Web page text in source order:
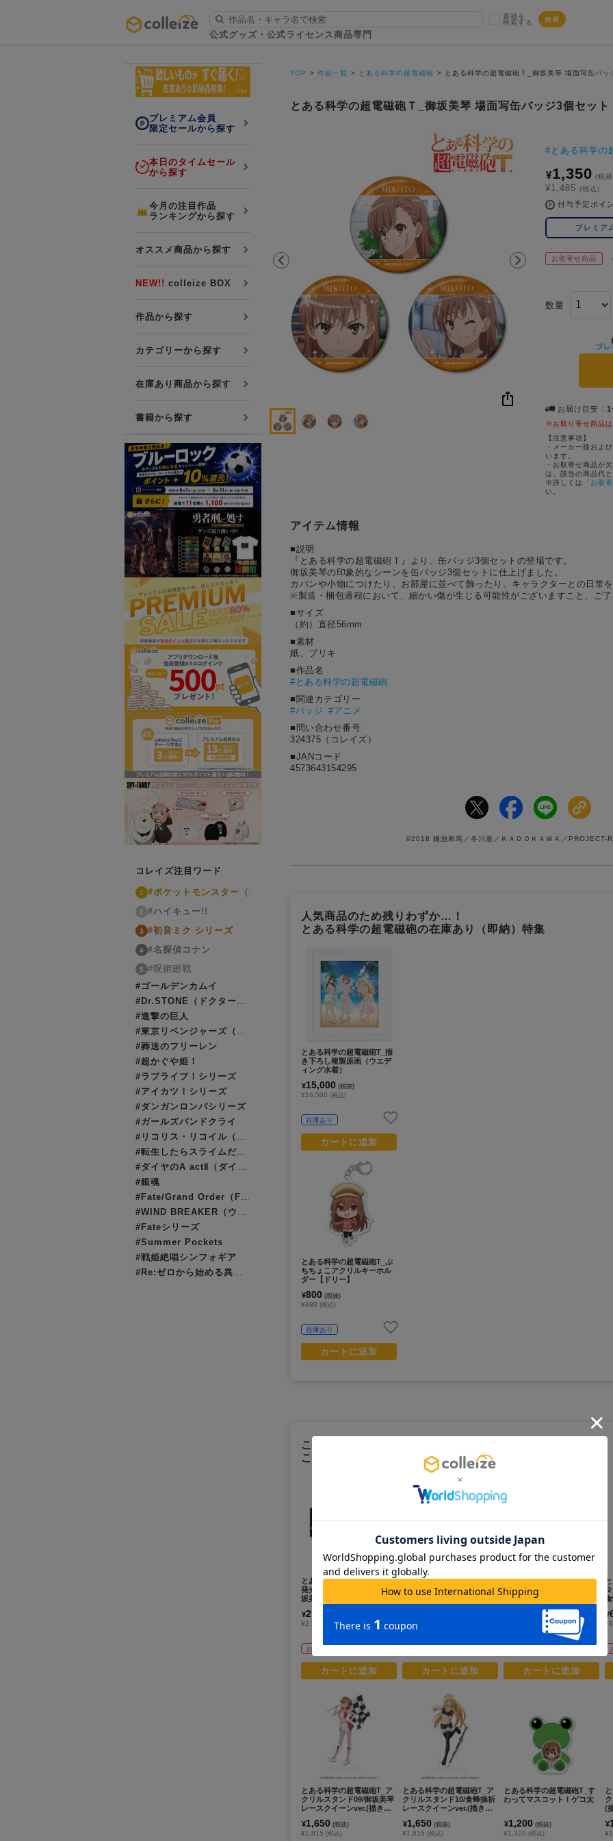
公式グッズ・公式ライセンス商品専門
書籍を
検索する
検索
ログイン・会員登録
初回アプリ利用限定！500ptプレ
詳細
「お取寄せ商品」と「お取寄せ手数料」
プレミアム会員について
プレミアム会員
限定セールから探す
本日のタイムセール
から探す
今月の注目作品
ランキングから探す
オススメ商品から探す
NEW!! colleize BOX
作品から探す
カテゴリーから探す
在庫あり商品から探す
書籍から探す
コレイズ注目ワード
1 #ポケットモンスター（ポケモン）
2 #ハイキュー!!
3 #初音ミク シリーズ
4 #名探偵コナン
5
#呪術廻戦
#ゴールデンカムイ
#Dr.STONE（ドクターストーン）
#進撃の巨人
#東京リベンジャーズ（東リベ）
#葬送のフリーレン
#超かぐや姫！
#ラブライブ！シリーズ
#アイカツ！シリーズ
#ダンガンロンパシリーズ
#ガールズバンドクライ
#リコリス・リコイル（リコリコ）
#転生したらスライムだった件（転スラ）
#ダイヤのA actⅡ（ダイヤのエース）
#銀魂
#Fate/Grand Order（FGO）
#WIND BREAKER（ウィンブレ）
#Fateシリーズ
#Summer Pockets
#戦姫絶唱シンフォギア
#Re:ゼロから始める異世界生活（リゼロ）
TOP 作品一覧 とある科学の超電磁砲 とある科学の超電磁砲Ｔ_御坂美琴 場面写缶バッ
とある科学の超電磁砲Ｔ_御坂美琴 場面写缶バッジ3個セット
# とある科学の
¥1,350 (税
¥1,485 (税込)
付与予定ポイ
プレミア
お取寄せ商品
数量
プレ
お届け目安 1
※お取り寄せ商品は
【注意事項】
・メーカー様およ
います。
・お取寄せ商品が
は、該当の商品代
※詳しくは
「お取
い。
アイテム情報
■説明
『とある科学の超電磁砲Ｔ』より、缶バッジ3個セットの登場です。
御坂美琴の印象的なシーンを缶バッジ3個セットに仕上げました。
カバンや小物につけたり、お部屋に並べて飾ったり、キャラクターとの日常
※製造・梱包過程において、細かい傷が生じる可能性がございますこと、ご了
■サイズ
（約）直径56mm
■素材
紙、ブリキ
■作品名
# とある科学の超電磁砲
■関連カテゴリー
#バッジ
#アニメ
■問い合わせ番号
324375（コレイズ）
■JANコード
4573643154295
©2018 鎌池和馬／冬川基／ＫＡＤＯＫＡＷＡ／PROJECT-
人気商品のため残りわずか…！
とある科学の超電磁砲の在庫あり（即納）特集
とある科学の超電磁砲T_描
き下ろし複製原画（ウエデ
ィング水着）
¥15,000 (税抜)
¥16,500(税込)
在庫あり
カートに追加
とある科学の超電磁砲T_ぷ
ちちょこアクリルキーホル
ダー【ドリー】
¥800 (税抜)
¥880(税込)
在庫あり
カートに追加
この商品を見ている人は
こちらの商品もチェックしています
とある科学の超電磁砲T_高
発光ドラレコステッカー 御
坂美琴
¥2,500
¥2,750 (税込)
お取寄せ商品
カートに追加
とある科学の超電磁砲T_ア
クリルスタンド09/御坂美琴
レースクイーンver.(描き下
¥1,650 (税抜)
¥1,815(税込)
とある科学の超電磁砲T_す
わってマスコット！フレン
¥1,320
カートに追加
とある科学の超電磁砲T_ア
クリルスタンド10/食蜂操祈
レースクイーンver.(描き下
¥1,650 (税抜)
¥1,815(税込)
とある科学の超電磁砲T_ク
リアファイルB
カートに追加
とある科学の超電磁砲T_す
わってマスコット！ゲコ太
¥1,200 (税抜)
¥1,320 (税込)
¥
(
¥